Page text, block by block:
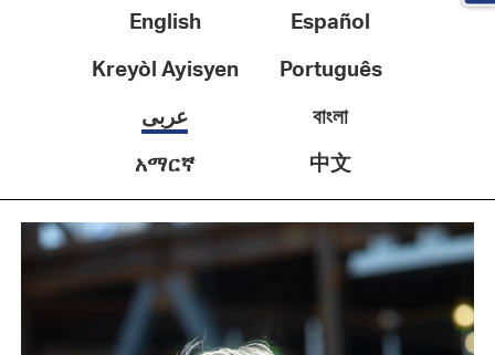
English
Español
Kreyòl Ayisyen
Português
عربى
বাংলা
አማርኛ
中文